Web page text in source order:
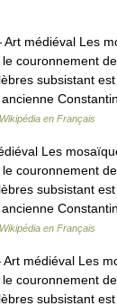
médiéval Les
couronnement
subsistant
Wikipédia en Français
Les
couronnement
subsistant
Wikipédia en Français
médiéval Les
couronnement
subsistant